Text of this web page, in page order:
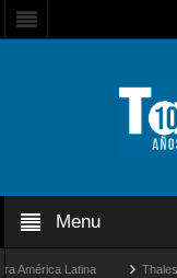
Menu
Latina Thales